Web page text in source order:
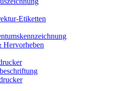
Etiketten
Hervorheben